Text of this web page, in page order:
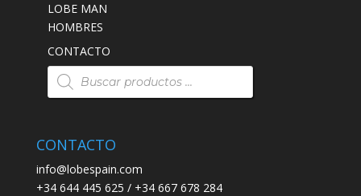
LOBE MAN
HOMBRES
CONTACTO
Búsqueda
de
productos
CONTACTO
info@lobespain.com
+34 644 445 625 / +34 667 678 284